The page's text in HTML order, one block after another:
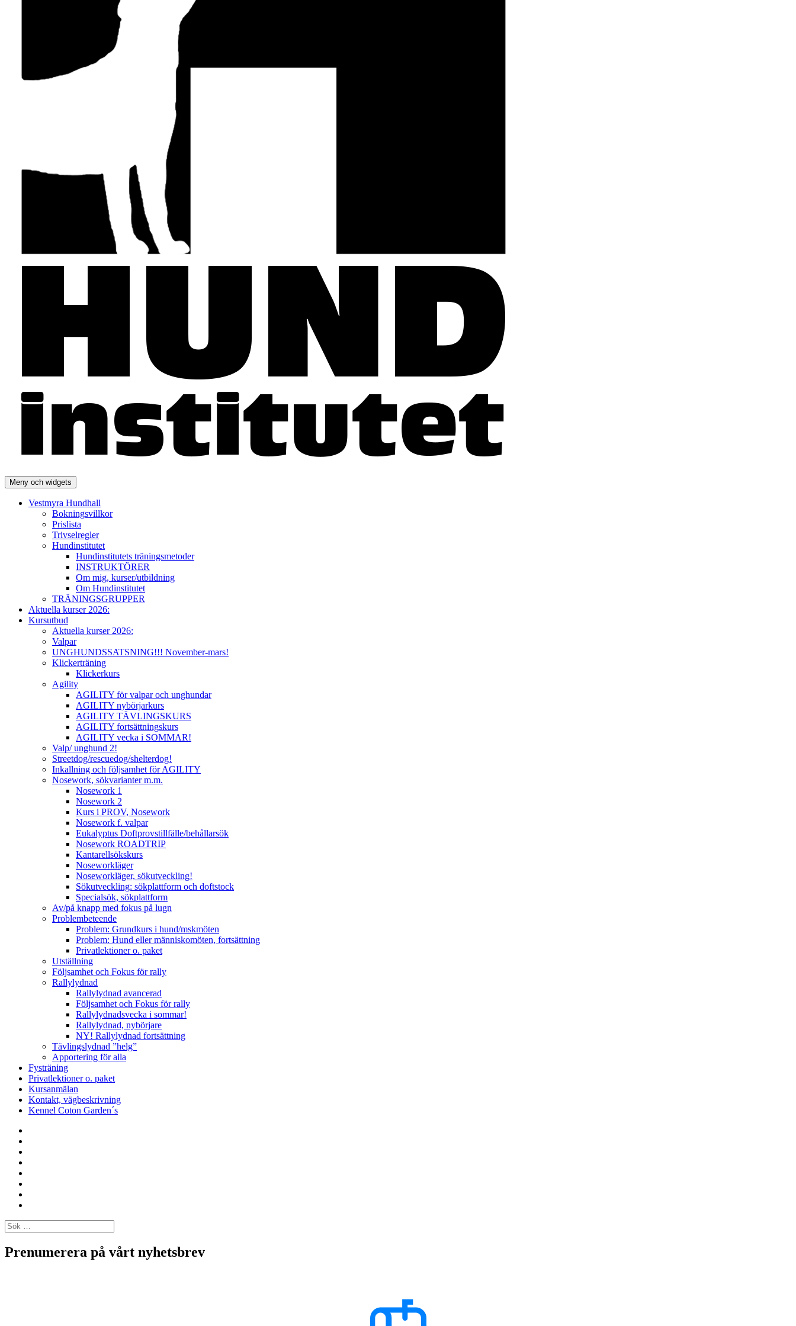
Meny och widgets
Vestmyra Hundhall
Bokningsvillkor
Prislista
Trivselregler
Hundinstitutet
Hundinstitutets träningsmetoder
INSTRUKTÖRER
Om mig, kurser/utbildning
Om Hundinstitutet
TRÄNINGSGRUPPER
Aktuella kurser 2026:
Kursutbud
Aktuella kurser 2026:
Valpar
UNGHUNDSSATSNING!!! November-mars!
Klickerträning
Klickerkurs
Agility
AGILITY för valpar och unghundar
AGILITY nybörjarkurs
AGILITY TÄVLINGSKURS
AGILITY fortsättningskurs
AGILITY vecka i SOMMAR!
Valp/ unghund 2!
Streetdog/rescuedog/shelterdog!
Inkallning och följsamhet för AGILITY
Nosework, sökvarianter m.m.
Nosework 1
Nosework 2
Kurs i PROV, Nosework
Nosework f. valpar
Eukalyptus Doftprovstillfälle/behållarsök
Nosework ROADTRIP
Kantarellsökskurs
Noseworkläger
Noseworkläger, sökutveckling!
Sökutveckling: sökplattform och doftstock
Specialsök, sökplattform
Av/på knapp med fokus på lugn
Problembeteende
Problem: Grundkurs i hund/mskmöten
Problem: Hund eller människomöten, fortsättning
Privatlektioner o. paket
Utställning
Följsamhet och Fokus för rally
Rallylydnad
Rallylydnad avancerad
Följsamhet och Fokus för rally
Rallylydnadsvecka i sommar!
Rallylydnad, nybörjare
NY! Rallylydnad fortsättning
Tävlingslydnad ”helg”
Apportering för alla
Fysträning
Privatlektioner o. paket
Kursanmälan
Kontakt, vägbeskrivning
Kennel Coton Garden´s
Sök
efter:
Prenumerera på vårt nyhetsbrev